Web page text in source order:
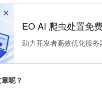
EO AI 爬虫处置免
助力开发者高效优化服
呢？